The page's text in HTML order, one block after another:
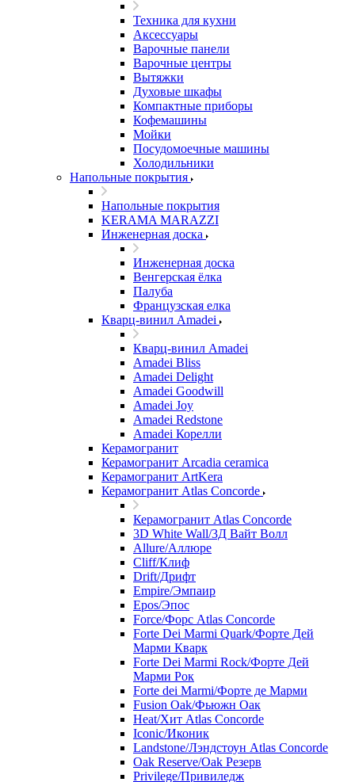
Техника для кухни
Аксессуары
Варочные панели
Варочные центры
Вытяжки
Духовые шкафы
Компактные приборы
Кофемашины
Мойки
Посудомоечные машины
Холодильники
Напольные покрытия
Напольные покрытия
KERAMA MARAZZI
Инженерная доска
Инженерная доска
Венгерская ёлка
Палуба
Французская елка
Кварц-винил Amadei
Кварц-винил Amadei
Amadei Bliss
Amadei Delight
Amadei Goodwill
Amadei Joy
Amadei Redstone
Amadei Корелли
Керамогранит
Керамогранит Arcadia ceramica
Керамогранит ArtKera
Керамогранит Atlas Concorde
Керамогранит Atlas Concorde
3D White Wall/3Д Вайт Волл
Allure/Аллюрe
Cliff/Клиф
Drift/Дрифт
Empire/Эмпаир
Epos/Эпос
Force/Фoрс Atlas Concorde
Forte Dei Marmi Quark/Форте Дей
Марми Кварк
Forte Dei Marmi Rock/Форте Дей
Марми Рок
Forte dei Marmi/Форте де Марми
Fusion Oak/Фьюжн Оак
Heat/Xит Atlas Concorde
Iconic/Иконик
Landstone/Лэндстоун Atlas Concorde
Oak Reserve/Оak Резepв
Privilege/Привиледж